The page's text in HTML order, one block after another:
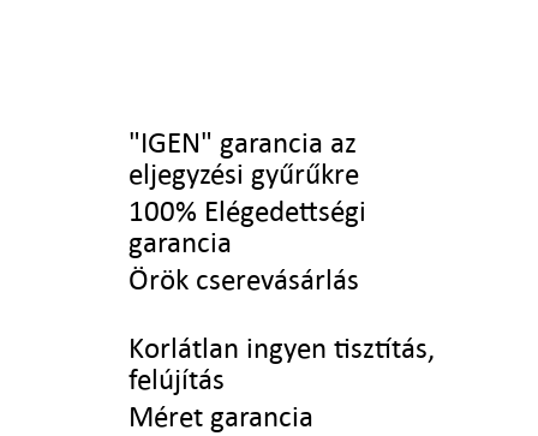
"IGEN" garancia az
eljegyzési gyűrűkre
100% Elégedettségi
garancia
Örök cserevásárlás
Korlátlan ingyen tisztítás,
felújítás
Méret garancia